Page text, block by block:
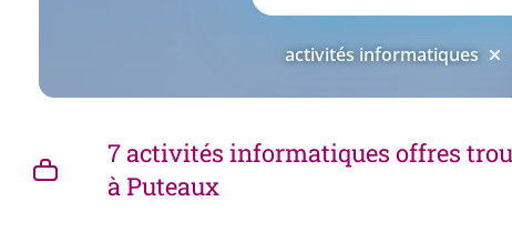
activités informatiques
7 activités informatiques offres
à Puteaux